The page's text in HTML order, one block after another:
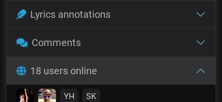
Lyrics annotations
Comments
18 users online
YH SK